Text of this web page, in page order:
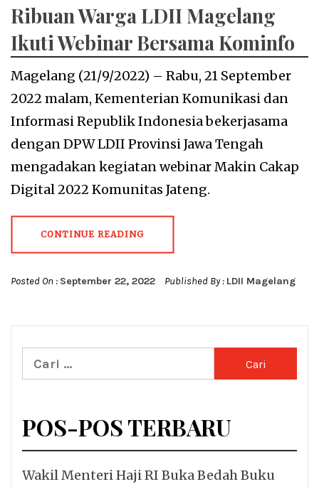
Ribuan Warga LDII Magelang
Ikuti Webinar Bersama Kominfo
Magelang (21/9/2022) – Rabu, 21 September
2022 malam, Kementerian Komunikasi dan
Informasi Republik Indonesia bekerjasama
dengan DPW LDII Provinsi Jawa Tengah
mengadakan kegiatan webinar Makin Cakap
Digital 2022 Komunitas Jateng.
CONTINUE READING
Posted On : September 22, 2022 Published By : LDII Magelang
Cari
untuk:
POS-POS TERBARU
Wakil Menteri Haji RI Buka Bedah Buku